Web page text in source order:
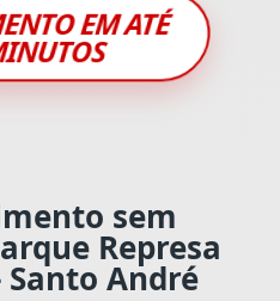
EM ATÉ
sem
Represa
André